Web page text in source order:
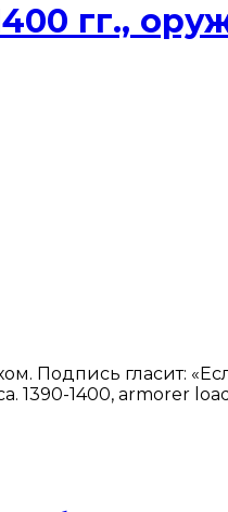
гг.,
Подпись гласит:
1390-1400, armorer